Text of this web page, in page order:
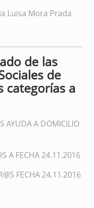
Luisa Mora Prada
de las
de
categorías a
AYUDA A DOMICILIO
A FECHA 24.11.2016
FECHA 24.11.2016